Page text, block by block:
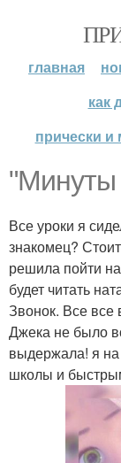
главная
как
прически
"Минуты
Все уроки я
знакомец?
решила пойти
будет читать
Звонок. Все все
Джека не было
выдержала! я
школы и